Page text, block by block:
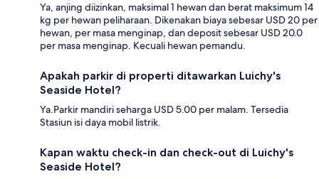
Ya, anjing diizinkan, maksimal 1 hewan dan berat maksimum 14
kg per hewan peliharaan. Dikenakan biaya sebesar USD 20 per
hewan, per masa menginap, dan deposit sebesar USD 20.0
per masa menginap. Kecuali hewan pemandu.
Apakah parkir di properti ditawarkan Luichy's
Seaside Hotel?
Ya.Parkir mandiri seharga USD 5.00 per malam. Tersedia
Stasiun isi daya mobil listrik.
Kapan waktu check-in dan check-out di Luichy's
Seaside Hotel?